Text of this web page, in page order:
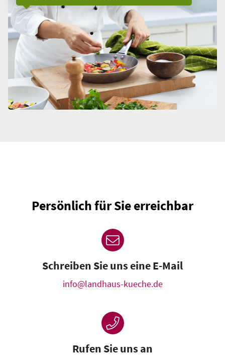
Persönlich für Sie erreichbar
Schreiben Sie uns eine E-Mail
info@landhaus-kueche.de
Rufen Sie uns an